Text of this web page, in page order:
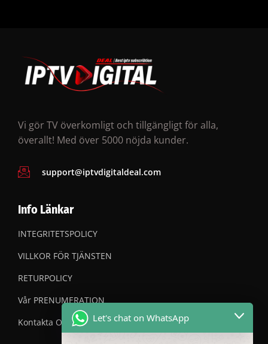
Vi gör TV överkomligt och tillgängligt för alla,
överallt! Med över 5000 nöjda kunder.
support@iptvdigitaldeal.com
Info Länkar
INTEGRITETSPOLICY
VILLKOR FÖR TJÄNSTEN
RETURPOLICY
Vår PRENUMERATION
Kontakta OSS
Let's chat on WhatsApp